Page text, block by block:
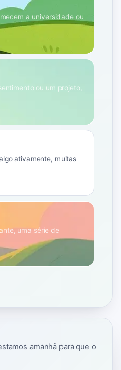
a universidade ou
ou um projeto,
ativamente, muitas
uma série de
amanhã para que o